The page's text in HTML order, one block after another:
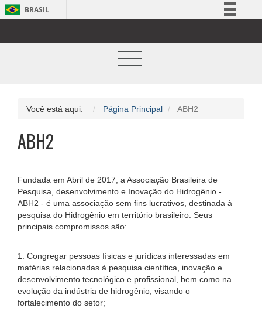
BRASIL
Comunica BR
Você está aqui: Página Principal ABH2
ABH2
Fundada em Abril de 2017, a Associação Brasileira de
Pesquisa, desenvolvimento e Inovação do Hidrogênio -
ABH2 - é uma associação sem fins lucrativos, destinada à
pesquisa do Hidrogênio em território brasileiro. Seus
principais compromissos são:
1. Congregar pessoas físicas e jurídicas interessadas em
matérias relacionadas à pesquisa científica, inovação e
desenvolvimento tecnológico e profissional, bem como na
evolução da indústria de hidrogênio, visando o
fortalecimento do setor;